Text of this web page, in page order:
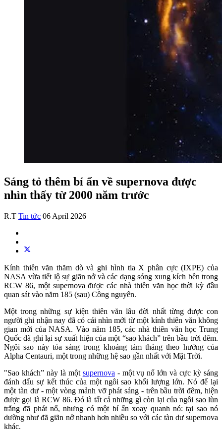
Sáng tỏ thêm bí ẩn về supernova được
nhìn thấy từ 2000 năm trước
R.T Tin tức 06 April 2026
Kính thiên văn thăm dò và ghi hình tia X phân cực (IXPE) của
NASA vừa tiết lộ sự giãn nở và các dạng sóng xung kích bên trong
RCW 86, một supernova được các nhà thiên văn học thời kỳ đầu
quan sát vào năm 185 (sau) Công nguyên.
Một trong những sự kiện thiên văn lâu đời nhất từng được con
người ghi nhận nay đã có cái nhìn mới từ một kính thiên văn không
gian mới của NASA. Vào năm 185, các nhà thiên văn học Trung
Quốc đã ghi lại sự xuất hiện của một “sao khách” trên bầu trời đêm.
Ngôi sao này tỏa sáng trong khoảng tám tháng theo hướng của
Alpha Centauri, một trong những hệ sao gần nhất với Mặt Trời.
"Sao khách” này là một supernova - một vụ nổ lớn và cực kỳ sáng
đánh dấu sự kết thúc của một ngôi sao khối lượng lớn. Nó để lại
một tàn dư - một vòng mảnh vỡ phát sáng - trên bầu trời đêm, hiện
được gọi là RCW 86. Đó là tất cả những gì còn lại của ngôi sao lùn
trắng đã phát nổ, nhưng có một bí ẩn xoay quanh nó: tại sao nó
dường như đã giãn nở nhanh hơn nhiều so với các tàn dư supernova
khác.